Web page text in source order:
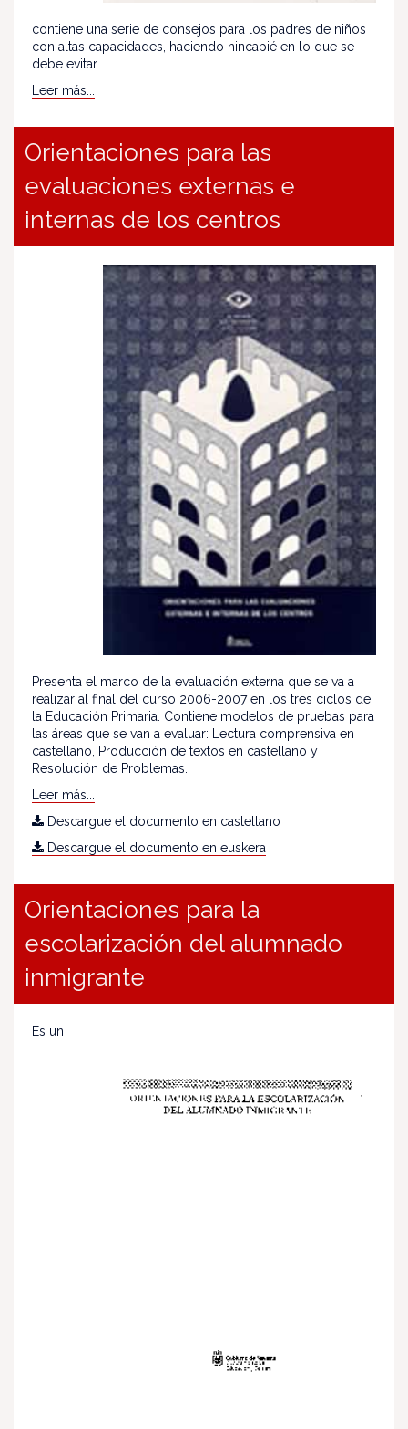
contiene una serie de consejos para los padres de niños
con altas capacidades, haciendo hincapié en lo que se
debe evitar.
Leer más...
Orientaciones para las
evaluaciones externas e
internas de los centros
Presenta el marco de la evaluación externa que se va a
realizar al final del curso 2006-2007 en los tres ciclos de
la Educación Primaria. Contiene modelos de pruebas para
las áreas que se van a evaluar: Lectura comprensiva en
castellano, Producción de textos en castellano y
Resolución de Problemas.
Leer más...
Descargue el documento en castellano
Descargue el documento en euskera
Orientaciones para la
escolarización del alumnado
inmigrante
Es un